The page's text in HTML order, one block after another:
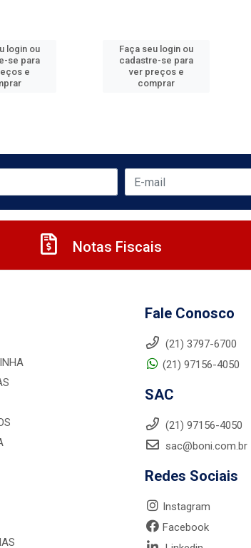
login ou
se para
e
Faça seu login ou
cadastre-se para
ver preços e
comprar
Notas Fiscais
Fale Conosco
(21) 3797-6700
(21) 97156-4050
SAC
(21) 97156-4050
sac@boni.com.br
Redes Sociais
Instagram
Facebook